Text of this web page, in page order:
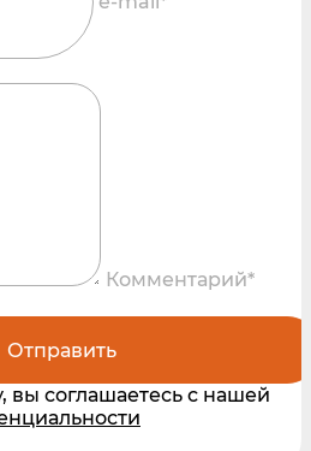
Комментарий*
Отправить
вы соглашаетесь с нашей